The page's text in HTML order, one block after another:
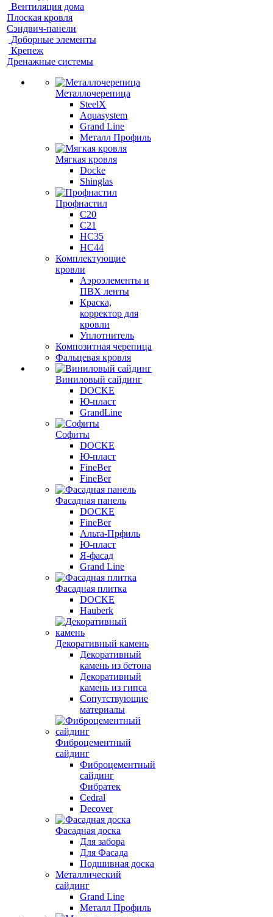
Вентиляция дома
Плоская кровля
Сэндвич-панели
Доборные элементы
Крепеж
Дренажные системы
Металлочерепица
SteelX
Aquasystem
Grand Line
Металл Профиль
Мягкая кровля
Docke
Shinglas
Профнастил
C20
C21
НС35
НС44
Комплектующие
кровли
Аэроэлементы и
ПВХ ленты
Краска,
корректор для
кровли
Уплотнитель
Композитная черепица
Фальцевая кровля
Виниловый сайдинг
DOCKE
Ю-пласт
GrandLine
Софиты
DOCKE
Ю-пласт
FineBer
FineBer
Фасадная панель
DOCKE
FineBer
Альта-Прфиль
Ю-пласт
Я-фасад
Grand Line
Фасадная плитка
DOCKE
Hauberk
Декоративный камень
Декоративный
камень из бетона
Декоративный
камень из гипса
Сопутствующие
материалы
Фиброцементный
сайдинг
Фиброцементный
сайдинг
Фибратек
Cedral
Decover
Фасадная доска
Для забора
Для Фасада
Подшивная доска
Металлический
сайдинг
Grand Line
Металл Профиль